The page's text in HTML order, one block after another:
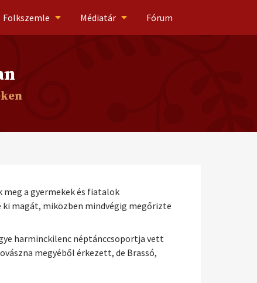
Folkszemle Médiatár Fórum
a gyermekek és fiatalok
magát, miközben mindvégig megőrizte
harminckilenc néptánccsoportja vett
megyéből érkezett, de Brassó,